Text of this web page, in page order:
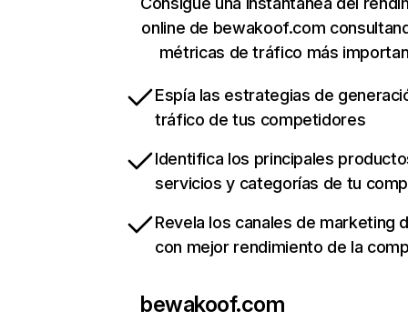
online de bewakoof.com
métricas de tráfico más
Espía las estrategias de
tráfico de tus competidores
Identifica los principales
servicios y categorías de tu
Revela los canales de marketing
con mejor rendimiento de la
bewakoof.com